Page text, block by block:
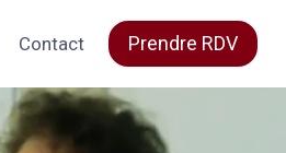
Contact Prendre RDV